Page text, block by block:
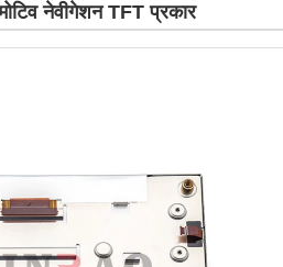
नेवीगेशन TFT प्रकार